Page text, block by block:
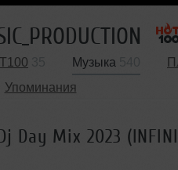
Музыка
Упоминания
Day Mix 2023